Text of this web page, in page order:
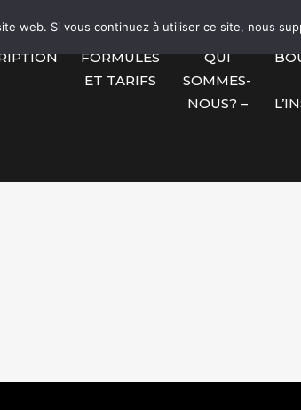
FORMULES
ET TARIFS
QUI
SOMMES-
NOUS? –
web. Si vous continuez à utiliser ce site, nous